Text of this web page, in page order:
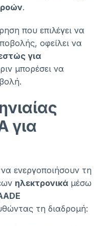
.
που επιλέγει να
οφείλει να
για
μπορέσει να
για
ενεργοποιήσουν τη
ηλεκτρονικά μέσω
τη διαδρομή: